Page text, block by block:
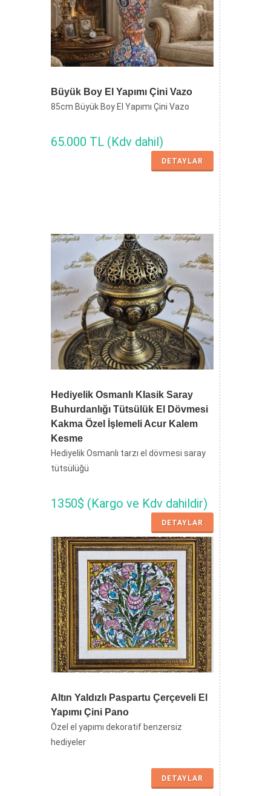
Büyük Boy El Yapımı Çini Vazo
85cm Büyük Boy El Yapımı Çini Vazo
65.000 TL (Kdv dahil)
DETAYLAR
Hediyelik Osmanlı Klasik Saray
Buhurdanlığı Tütsülük El Dövmesi
Kakma Özel İşlemeli Acur Kalem
Kesme
Hediyelik Osmanlı tarzı el dövmesi saray
tütsülüğü
1350$ (Kargo ve Kdv dahildir)
DETAYLAR
Altın Yaldızlı Paspartu Çerçeveli El
Yapımı Çini Pano
Özel el yapımı dekoratif benzersiz
hediyeler
DETAYLAR